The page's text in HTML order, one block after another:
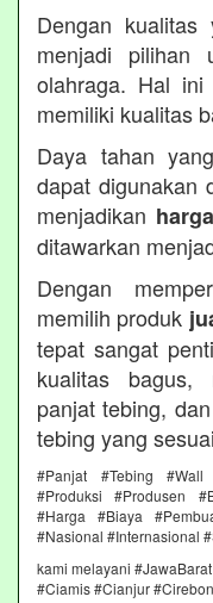
Dengan
menjadi pilihan
olahraga. Hal ini
memiliki kualitas
Daya tahan
dapat digunakan
menjadikan
ditawarkan
Dengan
memilih produk
tepat sangat
kualitas bagus,
panjat tebing,
tebing yang
#Panjat #Tebing
#Produksi #Produsen
#Harga #Biaya
#Nasional #Internasional
kami melayani
#Ciamis #Cianjur